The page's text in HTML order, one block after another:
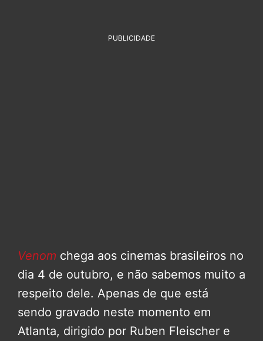
PUBLICIDADE
Venom chega aos cinemas brasileiros no
dia 4 de outubro, e não sabemos muito a
respeito dele. Apenas de que está
sendo gravado neste momento em
Atlanta, dirigido por Ruben Fleischer e